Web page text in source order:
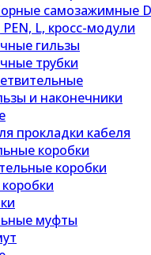
самозажимные
L, кросс-модули
гильзы
трубки
и наконечники
прокладки кабеля
коробки
коробки
муфты